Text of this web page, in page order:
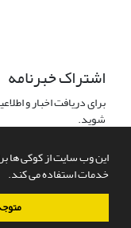
این وب سایت از کوکی ها
خدمات استفاده می کند.
اشتراک خبرنامه
برای دریافت اخبار و
شوید.
سامانه مدیریت نشریات